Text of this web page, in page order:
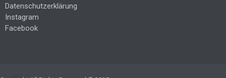
Datenschutzerklärung
Instagram
Facebook